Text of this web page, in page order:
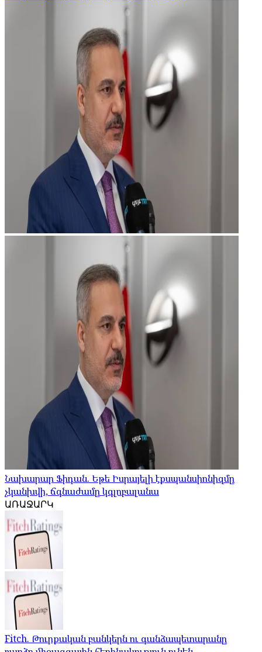
Նախարար Ֆիդան. Եթե Իսրայելի էքսպանսիոնիզմը
չկանխվի, ճգնաժամը կգլոբալանա
ԱՌԱՋԱՐԿ
Fitch. Թուրքական բանկերն ու գանձապետարանը